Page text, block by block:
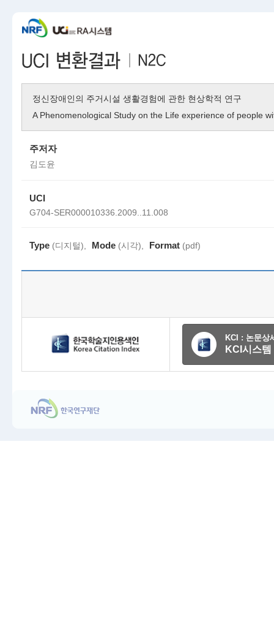
정신장애인의 주거시설 생활경험에 관한 현상학적 연구
A Phenomenological Study on the Life experience of people
주저자
김도윤
UCI
G704-SER000010336.2009..11.008
Type (디지털), Mode (시각), Format (pdf)
KCI : 논문상
KCI시스템